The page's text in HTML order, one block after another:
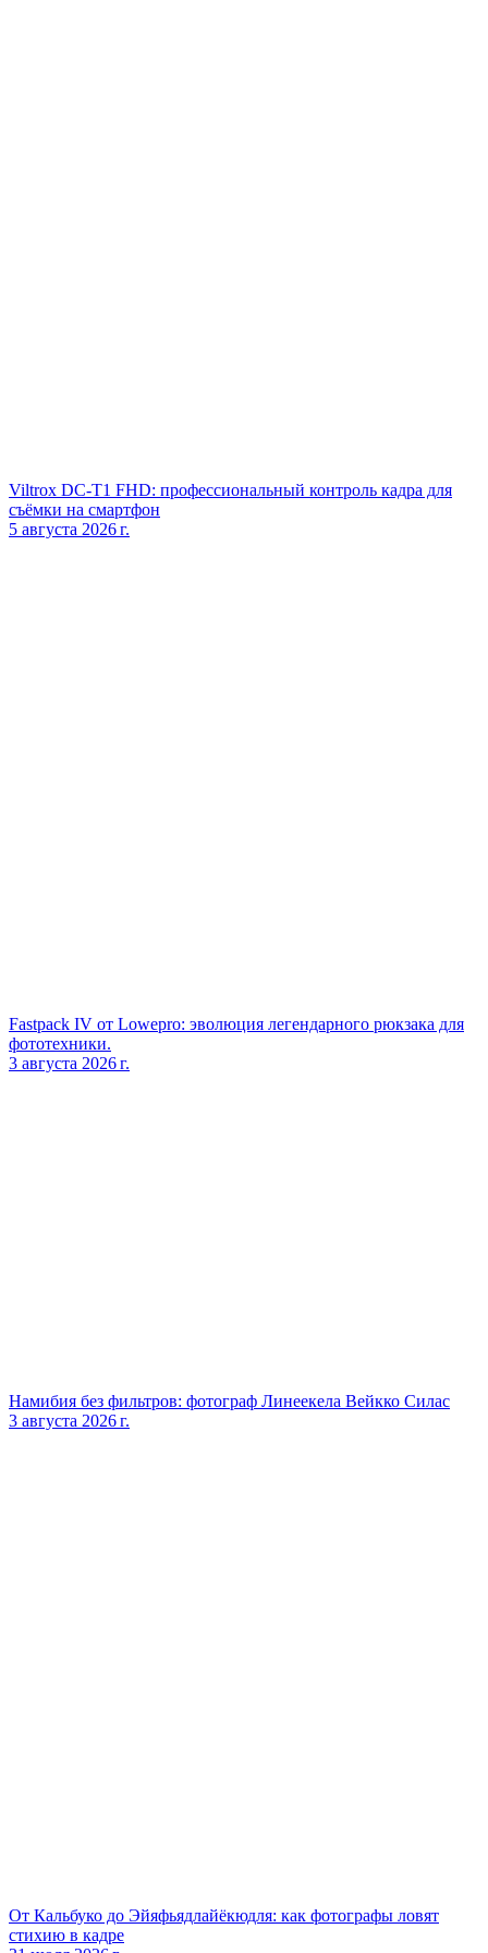
Viltrox DC‑T1 FHD: профессиональный контроль кадра для
съёмки на смартфон
5 августа 2026 г.
Fastpack IV от Lowepro: эволюция легендарного рюкзака для
фототехники.
3 августа 2026 г.
Намибия без фильтров: фотограф Линеекела Вейкко Силас
3 августа 2026 г.
От Кальбуко до Эйяфьядлайёкюдля: как фотографы ловят
стихию в кадре